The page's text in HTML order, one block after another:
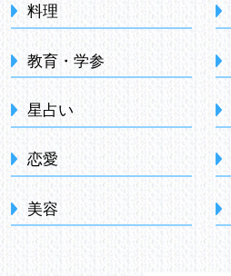
料理
教育・学参
星占い
恋愛
美容